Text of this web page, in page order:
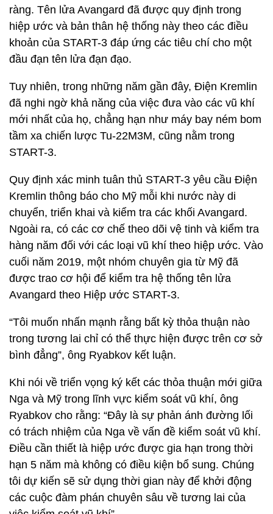
ràng. Tên lửa Avangard đã được quy định trong
hiệp ước và bản thân hệ thống này theo các điều
khoản của START-3 đáp ứng các tiêu chí cho một
đầu đạn tên lửa đạn đạo.
Tuy nhiên, trong những năm gần đây, Điện Kremlin
đã nghi ngờ khả năng của việc đưa vào các vũ khí
mới nhất của họ, chẳng hạn như máy bay ném bom
tầm xa chiến lược Tu-22M3M, cũng nằm trong
START-3.
Quy định xác minh tuân thủ START-3 yêu cầu Điện
Kremlin thông báo cho Mỹ mỗi khi nước này di
chuyển, triển khai và kiểm tra các khối Avangard.
Ngoài ra, có các cơ chế theo dõi vệ tinh và kiểm tra
hàng năm đối với các loại vũ khí theo hiệp ước. Vào
cuối năm 2019, một nhóm chuyên gia từ Mỹ đã
được trao cơ hội để kiểm tra hệ thống tên lửa
Avangard theo Hiệp ước START-3.
“Tôi muốn nhấn mạnh rằng bất kỳ thỏa thuận nào
trong tương lai chỉ có thể thực hiện được trên cơ sở
bình đẳng”, ông Ryabkov kết luận.
Khi nói về triển vọng ký kết các thỏa thuận mới giữa
Nga và Mỹ trong lĩnh vực kiểm soát vũ khí, ông
Ryabkov cho rằng: “Đây là sự phản ánh đường lối
có trách nhiệm của Nga về vấn đề kiểm soát vũ khí.
Điều cần thiết là hiệp ước được gia hạn trong thời
hạn 5 năm mà không có điều kiện bổ sung. Chúng
tôi dự kiến ​​sẽ sử dụng thời gian này để khởi động
các cuộc đàm phán chuyên sâu về tương lai của